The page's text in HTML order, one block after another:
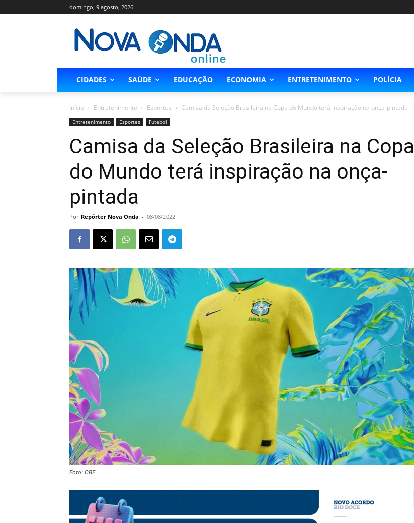
domingo, 9 agosto, 2026
CIDADES SAÚDE EDUCAÇÃO ECONOMIA ENTRETENIMENTO POLÍCIA
Início Entretenimento Esportes Camisa da Seleção Brasileira na Copa do Mundo terá inspiração na onça-pintada
Entretenimento Esportes Futebol
Camisa da Seleção Brasileira na Copa
do Mundo terá inspiração na onça-
pintada
Por Repórter Nova Onda - 08/08/2022
Foto: CBF